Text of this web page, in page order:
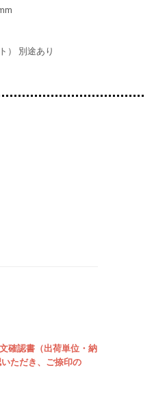
） 別途あり
確認書（出荷単位・納
ただき、ご捺印の